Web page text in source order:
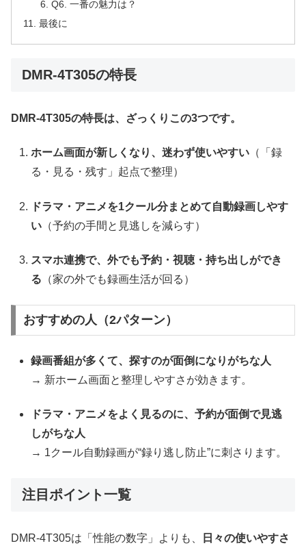
Q6. 一番の魅力は？
最後に
DMR-4T305の特長
DMR-4T305の特長は、ざっくりこの3つです。
ホーム画面が新しくなり、迷わず使いやすい （「録
る・見る・残す」起点で整理）
ドラマ・アニメを1クール分まとめて自動録画しやす
い （予約の手間と見逃しを減らす）
スマホ連携で、外でも予約・視聴・持ち出しができ
る （家の外でも録画生活が回る）
おすすめの人（2パターン）
録画番組が多くて、探すのが面倒になりがちな人
→ 新ホーム画面と整理しやすさが効きます。
ドラマ・アニメをよく見るのに、予約が面倒で見逃
しがちな人
→ 1クール自動録画が“録り逃し防止”に刺さります。
注目ポイント一覧
DMR-4T305は「性能の数字」よりも、
日々の使いやすさ